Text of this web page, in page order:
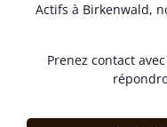
Actifs à Birkenwald,
Prenez contact